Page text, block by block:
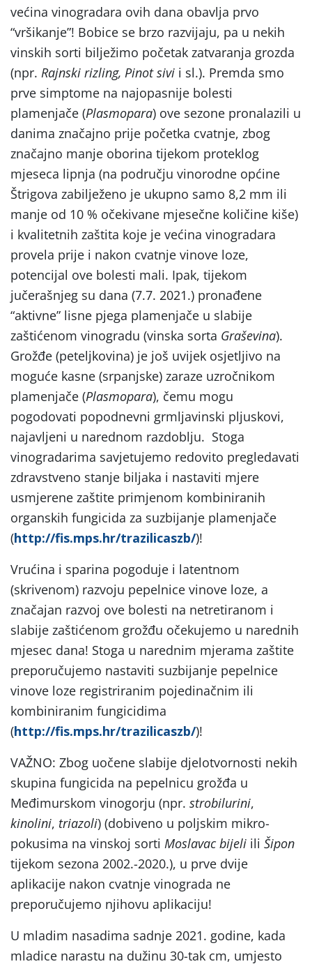
većina vinogradara ovih dana obavlja prvo
“vršikanje”! Bobice se brzo razvijaju, pa u nekih
vinskih sorti bilježimo početak zatvaranja grozda
(npr. Rajnski rizling, Pinot sivi i sl.). Premda smo
prve simptome na najopasnije bolesti
plamenjače (Plasmopara) ove sezone pronalazili u
danima značajno prije početka cvatnje, zbog
značajno manje oborina tijekom proteklog
mjeseca lipnja (na području vinorodne općine
Štrigova zabilježeno je ukupno samo 8,2 mm ili
manje od 10 % očekivane mjesečne količine kiše)
i kvalitetnih zaštita koje je većina vinogradara
provela prije i nakon cvatnje vinove loze,
potencijal ove bolesti mali. Ipak, tijekom
jučerašnjeg su dana (7.7. 2021.) pronađene
“aktivne” lisne pjega plamenjače u slabije
zaštićenom vinogradu (vinska sorta Graševina).
Grožđe (peteljkovina) je još uvijek osjetljivo na
moguće kasne (srpanjske) zaraze uzročnikom
plamenjače (Plasmopara), čemu mogu
pogodovati popodnevni grmljavinski pljuskovi,
najavljeni u narednom razdoblju. Stoga
vinogradarima savjetujemo redovito pregledavati
zdravstveno stanje biljaka i nastaviti mjere
usmjerene zaštite primjenom kombiniranih
organskih fungicida za suzbijanje plamenjače
(http://fis.mps.hr/trazilicaszb/)!
Vrućina i sparina pogoduje i latentnom
(skrivenom) razvoju pepelnice vinove loze, a
značajan razvoj ove bolesti na netretiranom i
slabije zaštićenom grožđu očekujemo u narednih
mjesec dana! Stoga u narednim mjerama zaštite
preporučujemo nastaviti suzbijanje pepelnice
vinove loze registriranim pojedinačnim ili
kombiniranim fungicidima
(http://fis.mps.hr/trazilicaszb/)!
VAŽNO: Zbog uočene slabije djelotvornosti nekih
skupina fungicida na pepelnicu grožđa u
Međimurskom vinogorju (npr. strobilurini,
kinolini, triazoli) (dobiveno u poljskim mikro-
pokusima na vinskoj sorti Moslavac bijeli ili Šipon
tijekom sezona 2002.-2020.), u prve dvije
aplikacije nakon cvatnje vinograda ne
preporučujemo njihovu aplikaciju!
U mladim nasadima sadnje 2021. godine, kada
mladice narastu na dužinu 30-tak cm, umjesto